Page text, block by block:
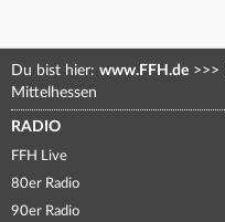
Du bist hier: www.FFH.de >>>
Mittelhessen
RADIO
FFH Live
80er Radio
90er Radio